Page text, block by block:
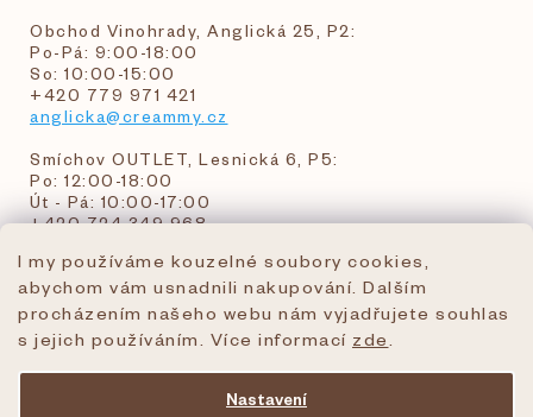
I my používáme kouzelné soubory cookies,
abychom vám usnadnili nakupování. Dalším
procházením našeho webu nám vyjadřujete souhlas
s jejich používáním. Více informací zde
Nastavení
Obchod Vinohrady, Anglická 25, P2:
Po-Pá: 9:00-18:00
So: 10:00-15:00
+420 779 971 421
anglicka@creammy.cz
Smíchov OUTLET, Lesnická 6, P5:
Po: 12:00-18:00
Út - Pá: 10:00-17:00
+420 724 349 968
objednavky@creammy.cz
tel:+420 724 349 968